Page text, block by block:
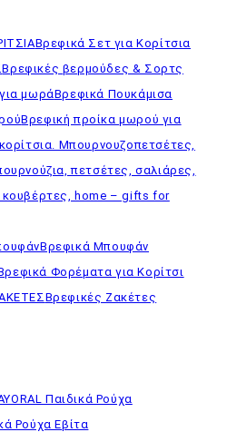
Βρεφικά Σετ για Κορίτσια
Βρεφικές βερμούδες & Σορτς
μωράΒρεφικά Πουκάμισα
Βρεφική προίκα μωρού για
Μπουρνουζοπετσέτες,
πετσέτες, σαλιάρες,
κουβέρτες, home – gifts for
Βρεφικά Μπουφάν
Φορέματα για Κορίτσι
Βρεφικές Ζακέτες
Παιδικά Ρούχα
Ρούχα Εβίτα